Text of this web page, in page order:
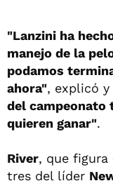
"Lanzini ha
manejo de la
podamos
ahora", explicó
del campeonato
quieren ganar".
River, que
tres del líder